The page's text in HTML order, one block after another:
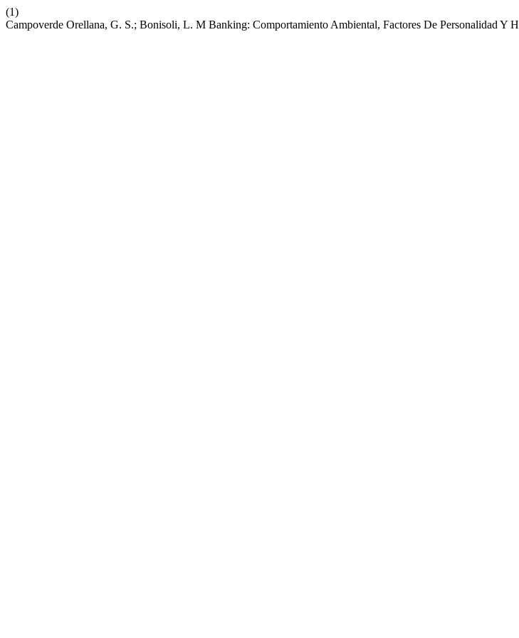
(1)
Campoverde Orellana, G. S.; Bonisoli, L. M Banking: Comportamiento Ambiental, Factores De Personalidad Y